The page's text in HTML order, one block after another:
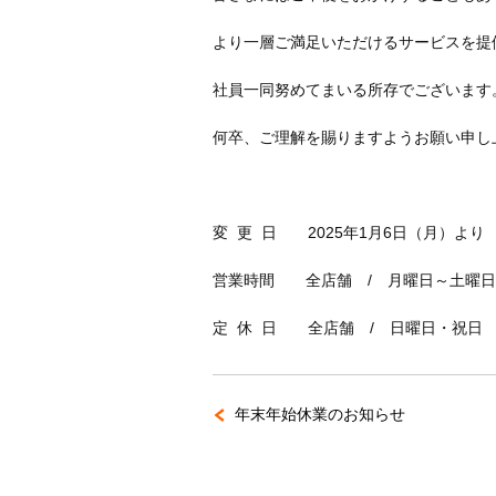
より一層ご満足いただけるサービスを
社員一同努めてまいる所存でございます
何卒、ご理解を賜りますようお願い申し
変 更 日 2025年1月6日（月）より
営業時間 全店舗 / 月曜日～土曜
定 休 日 全店舗 / 日曜日・祝日
年末年始休業のお知らせ